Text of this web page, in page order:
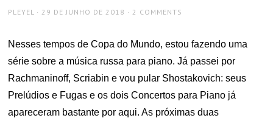
AUTHOR
PLEYEL
POSTED
29 DE JUNHO DE 2018 2 COMMENTS
Nesses tempos de Copa do Mundo, estou fazendo uma
série sobre a música russa para piano. Já passei por
Rachmaninoff, Scriabin e vou pular Shostakovich: seus
Prelúdios e Fugas e os dois Concertos para Piano já
apareceram bastante por aqui. As próximas duas